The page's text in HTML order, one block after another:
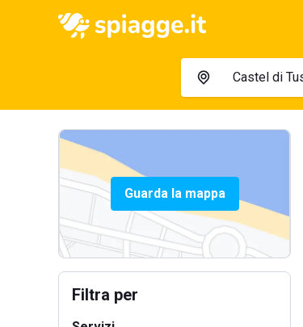
Guarda la mappa
Filtra per